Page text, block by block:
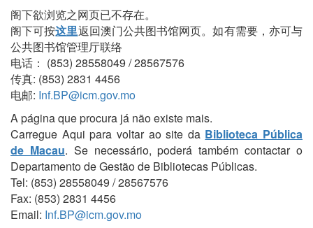
阁下欲浏览之网页已不存在。
阁下可按这里返回澳门公共图书馆网页。如有需要，亦可与
公共图书馆管理厅联络
电话： (853) 28558049 / 28567576
传真: (853) 2831 4456
电邮: Inf.BP@icm.gov.mo
A página que procura já não existe mais.
Carregue Aqui para voltar ao site da Biblioteca Pública
de Macau. Se necessário, poderá também contactar o
Departamento de Gestão de Bibliotecas Públicas.
Tel: (853) 28558049 / 28567576
Fax: (853) 2831 4456
Email: Inf.BP@icm.gov.mo